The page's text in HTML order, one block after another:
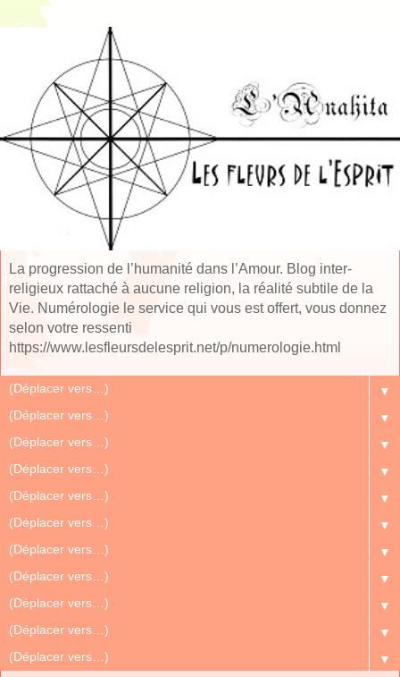
La progression de l’humanité dans l’Amour. Blog inter-
religieux rattaché à aucune religion, la réalité subtile de la
Vie. Numérologie le service qui vous est offert, vous donnez
selon votre ressenti
https://www.lesfleursdelesprit.net/p/numerologie.html
▼
▼
▼
▼
▼
▼
▼
▼
▼
▼
▼